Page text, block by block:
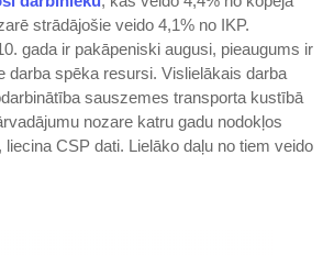
strādājošie veido 4,1% no IKP.
gada ir pakāpeniski augusi, pieaugums ir
darba spēka resursi. Vislielākais darba
sauszemes transporta kustībā
nozare katru gadu nodokļos
CSP dati. Lielāko daļu no tiem veido